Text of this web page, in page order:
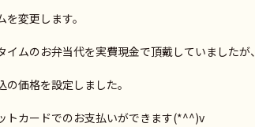
変更します。
ムのお弁当代を実費現金で頂戴していましたが、
価格を設定しました。
トカードでのお支払いができます(*^^)v